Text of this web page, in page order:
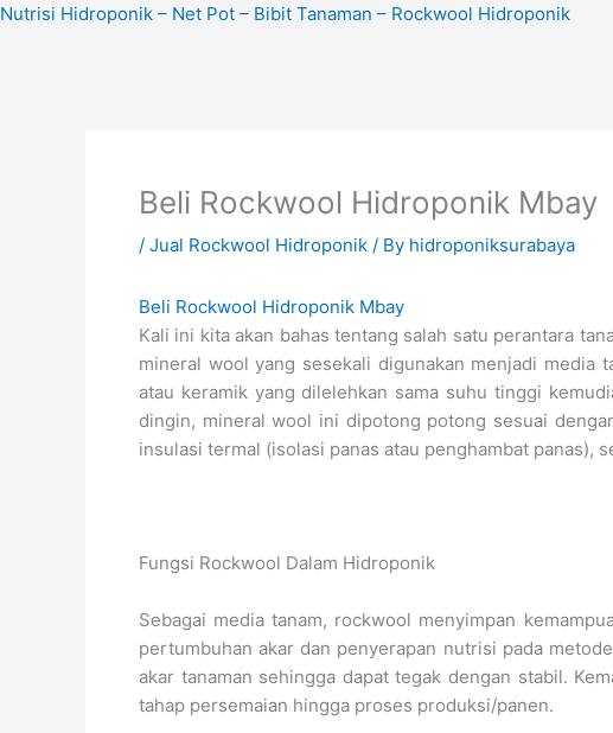
Skip
Nutrisi Hidroponik – Net Pot – Bibit Tanaman – Rockwool Hidroponik
Beli Rockwool Hidroponik Mbay
/ Jual Rockwool Hidroponik / By hidroponiksurabaya
Beli Rockwool Hidroponik Mbay
Kali ini kita akan bahas tentang salah satu perantara
mineral wool yang sesekali digunakan menjadi media
atau keramik yang dilelehkan sama suhu tinggi
dingin, mineral wool ini dipotong potong sesuai
insulasi termal (isolasi panas atau penghambat
Fungsi Rockwool Dalam Hidroponik
Sebagai media tanam, rockwool menyimpan
pertumbuhan akar dan penyerapan nutrisi pada
akar tanaman sehingga dapat tegak dengan stabil.
tahap persemaian hingga proses produksi/panen.